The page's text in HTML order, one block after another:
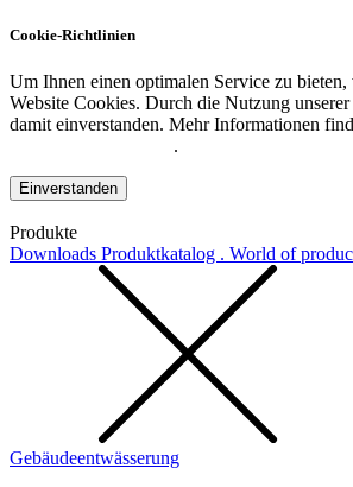
Cookie-Richtlinien
Um Ihnen einen optimalen Service zu bieten,
Website Cookies. Durch die Nutzung
damit einverstanden. Mehr Informationen
.
Einverstanden
Produkte
Downloads Produktkatalog . World of
Gebäudeentwässerung